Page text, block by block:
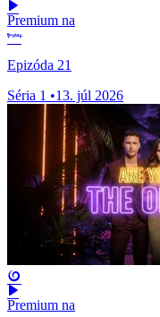
Premium na
Epizóda 21
Séria 1 •13. júl 2026
Premium na